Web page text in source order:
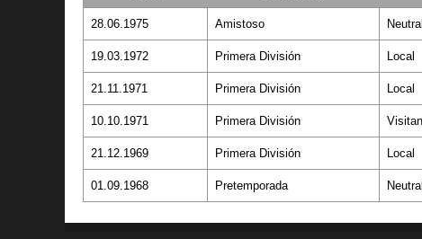
28.06.1975 Amistoso Neutral
19.03.1972 Primera División Local
21.11.1971 Primera División Local
10.10.1971 Primera División
21.12.1969 Primera División Local
01.09.1968 Pretemporada Neutral